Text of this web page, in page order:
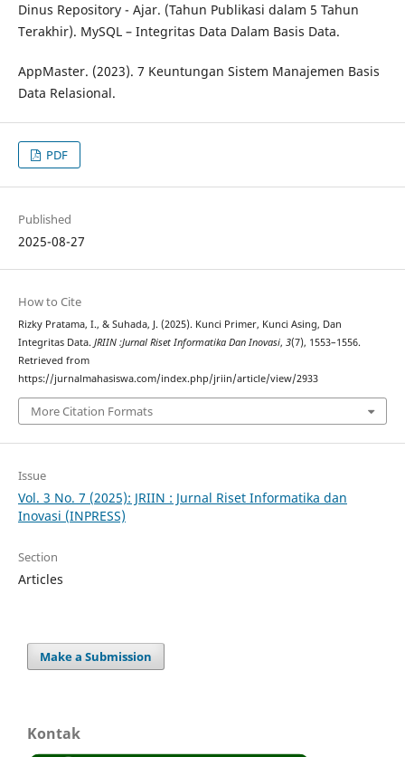
Dinus Repository - Ajar. (Tahun Publikasi dalam 5 Tahun
Terakhir). MySQL – Integritas Data Dalam Basis Data.
AppMaster. (2023). 7 Keuntungan Sistem Manajemen Basis
Data Relasional.
PDF
Published
2025-08-27
How to Cite
Rizky Pratama, I., & Suhada, J. (2025). Kunci Primer, Kunci Asing, Dan
Integritas Data. JRIIN :Jurnal Riset Informatika Dan Inovasi, 3(7), 1553–1556.
Retrieved from
https://jurnalmahasiswa.com/index.php/jriin/article/view/2933
More Citation Formats
Issue
Vol. 3 No. 7 (2025): JRIIN : Jurnal Riset Informatika dan
Inovasi (INPRESS)
Section
Articles
Make a Submission
Kontak